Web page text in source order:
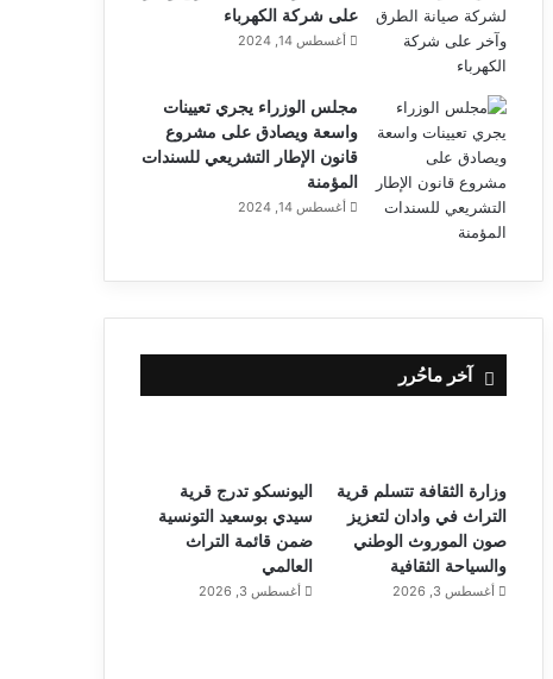
على شركة الكهرباء
أغسطس 14, 2024
مجلس الوزراء يجري تعيينات
واسعة ويصادق على مشروع
قانون الإطار التشريعي للسندات
المؤمنة
أغسطس 14, 2024
آخر ماحُرر
وزارة الثقافة تتسلم قرية
التراث في وادان لتعزيز
صون الموروث الوطني
والسياحة الثقافية
أغسطس 3, 2026
اليونسكو تدرج قرية
سيدي بوسعيد التونسية
ضمن قائمة التراث
العالمي
أغسطس 3, 2026